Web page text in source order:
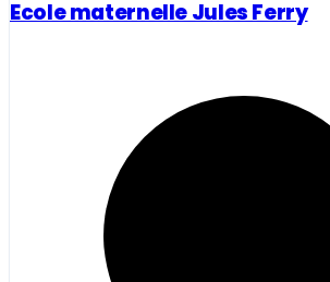
Ecole maternelle Jules Ferry